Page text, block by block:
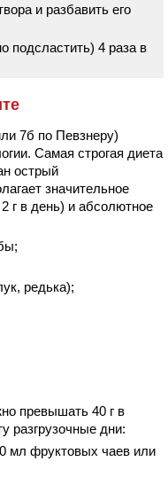
и разбавить его
подсластить) 4 раза в
7б по Певзнеру)
Самая строгая диета
острый
значительное
г в день) и абсолютное
редька);
превышать 40 г в
разгрузочные дни:
мл фруктовых чаев или